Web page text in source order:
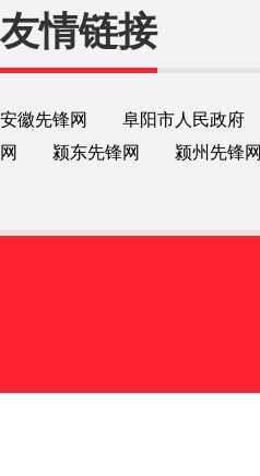
友情链接
安徽先锋网 阜阳市人民政府
网
颍东先锋网 颍州先锋网